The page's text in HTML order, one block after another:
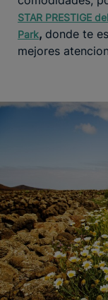
STAR PRESTIGE
Park, donde te
mejores